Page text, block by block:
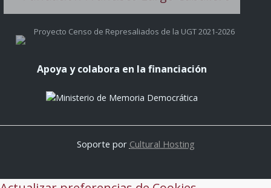
Proyecto Censo de Represaliados de la UGT 2021-2026
Apoya y colabora en la financiación
Soporte por Cultural Hosting